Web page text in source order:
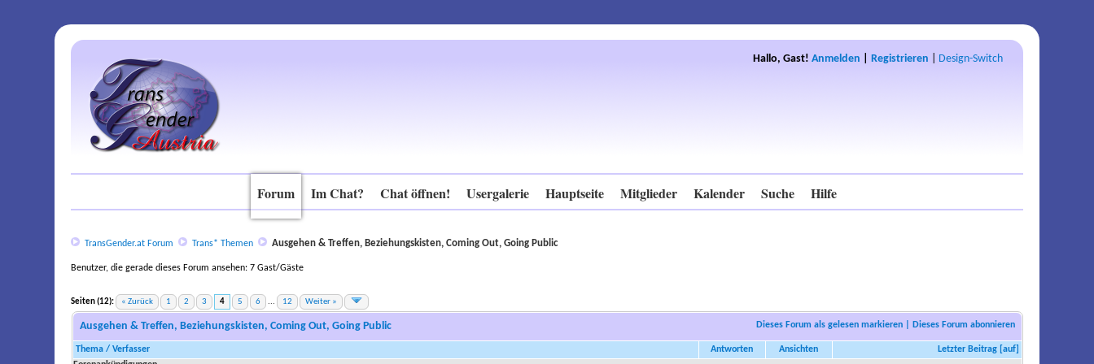
Hallo, Gast! Anmelden Registrieren Design-Switch
Forum Im Chat? Chat öffnen! Usergalerie Hauptseite Mitglieder Kalender Suche Hilfe
TransGender.at Forum Trans* Themen Ausgehen & Treffen, Beziehungskisten, Coming Out, Going Public
Benutzer, die gerade dieses Forum ansehen: 7 Gast/Gäste
stilnox in der schweiz rezeptfrei kaufen
Seiten (12): « Zurück 1 2 3 4 5 6 ... 12 Weiter »
Dieses Forum als gelesen markieren| Dieses Forum abonnieren
Ausgehen & Treffen, Beziehungskisten, Coming Out, Going Public
Thema/ Verfasser Antworten Ansichten Letzter Beitrag [auf]